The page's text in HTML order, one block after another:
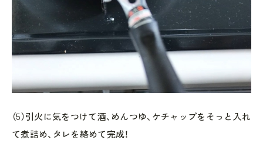
（5）引火に気をつけて酒、めんつゆ、ケチャップをそっと入れ
て煮詰め、タレを絡めて完成！